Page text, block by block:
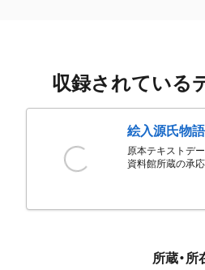
収録されている
絵入源氏物語
原本テキストデ
資料館所蔵の承応
所蔵・所